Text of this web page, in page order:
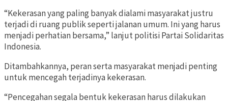
“Kekerasan yang paling banyak dialami masyarakat justru
terjadi di ruang publik seperti jalanan umum. Ini yang harus
menjadi perhatian bersama,” lanjut politisi Partai Solidaritas
Indonesia.
Ditambahkannya, peran serta masyarakat menjadi penting
untuk mencegah terjadinya kekerasan.
“Pencegahan segala bentuk kekerasan harus dilakukan